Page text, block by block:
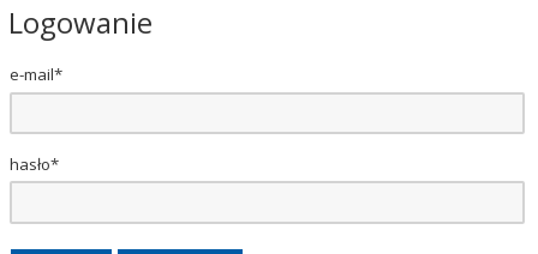
Logowanie
e-mail*
hasło*